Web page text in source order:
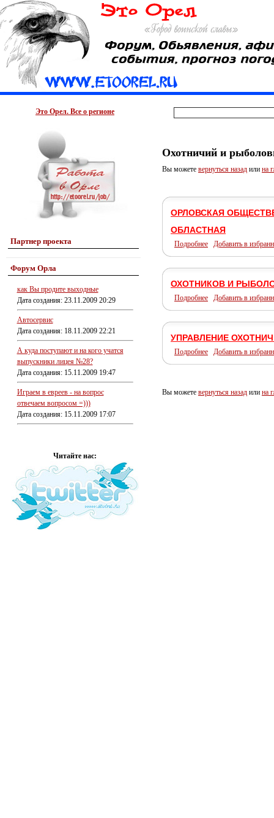
Это Орел. Все о регионе
Партнер проекта
Форум Орла
как Вы продите выходные
Дата создания: 23.11.2009 20:29
Автосервис
Дата создания: 18.11.2009 22:21
А куда поступают и на кого учатся
выпускники лицея №28?
Дата создания: 15.11.2009 19:47
Играем в евреев - на вопрос
отвечаем вопросом =)))
Дата создания: 15.11.2009 17:07
Читайте нас:
Охотничий и
Вы можете вернуться назад или на
ОРЛОВСКАЯ
ОБЛАСТНАЯ
Подробнее Добавить в
ОХОТНИКОВ И
Подробнее Добавить в
УПРАВЛЕНИЕ
Подробнее Добавить в
Вы можете вернуться назад или на